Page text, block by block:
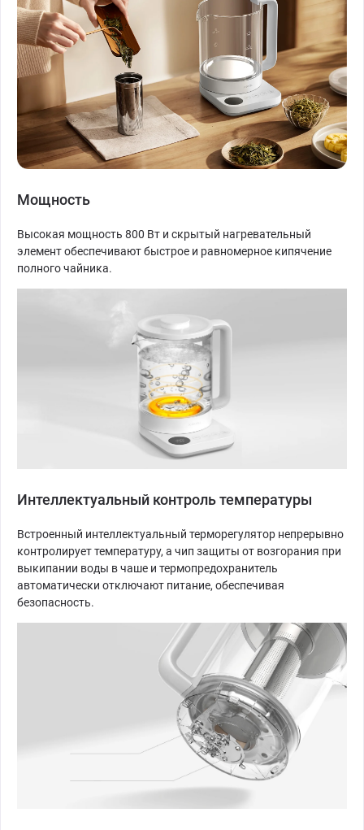
Мощность
Высокая мощность 800 Вт и скрытый нагревательный
элемент обеспечивают быстрое и равномерное кипячение
полного чайника.
Интеллектуальный контроль температуры
Встроенный интеллектуальный терморегулятор непрерывно
контролирует температуру, а чип защиты от возгорания при
выкипании воды в чаше и термопредохранитель
автоматически отключают питание, обеспечивая
безопасность.